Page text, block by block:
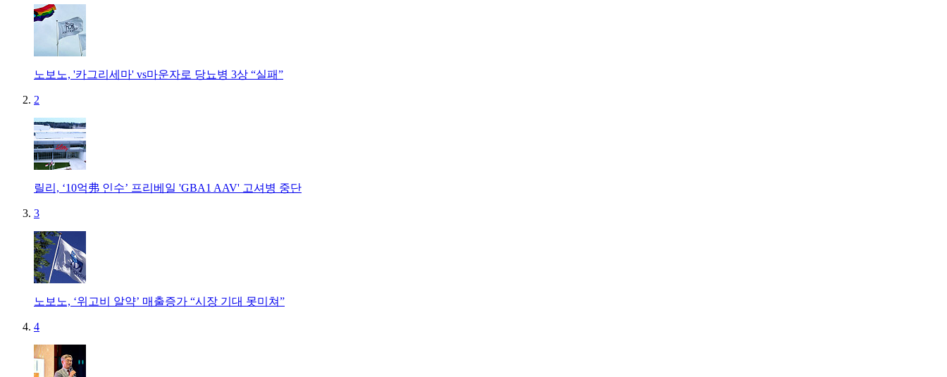
노보노, '카그리세마' vs마운자로 당뇨병 3상 “실패”
2
릴리, ‘10억弗 인수’ 프리베일 'GBA1 AAV' 고셔병 중단
3
노보노, ‘위고비 알약’ 매출증가 “시장 기대 못미쳐”
4